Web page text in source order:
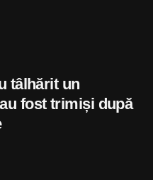
tâlhărit un
fost trimiși după